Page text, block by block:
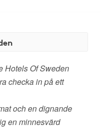
Hotels Of Sweden
checka in på ett
och en dignande
en minnesvärd